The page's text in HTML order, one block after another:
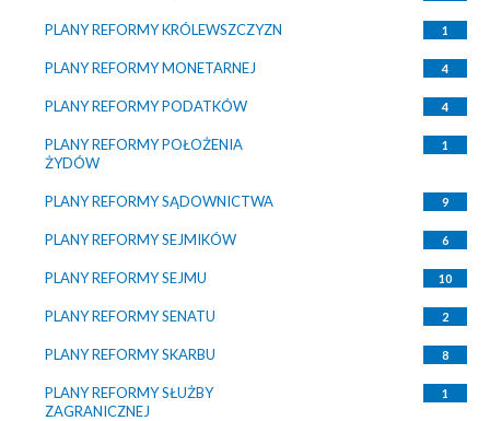
PLANY REFORMY KRÓLEWSZCZYZN 1
PLANY REFORMY MONETARNEJ 4
PLANY REFORMY PODATKÓW 4
PLANY REFORMY POŁOŻENIA
ŻYDÓW
1
PLANY REFORMY SĄDOWNICTWA 9
PLANY REFORMY SEJMIKÓW 6
PLANY REFORMY SEJMU 10
PLANY REFORMY SENATU 2
PLANY REFORMY SKARBU 8
PLANY REFORMY SŁUŻBY
ZAGRANICZNEJ
1